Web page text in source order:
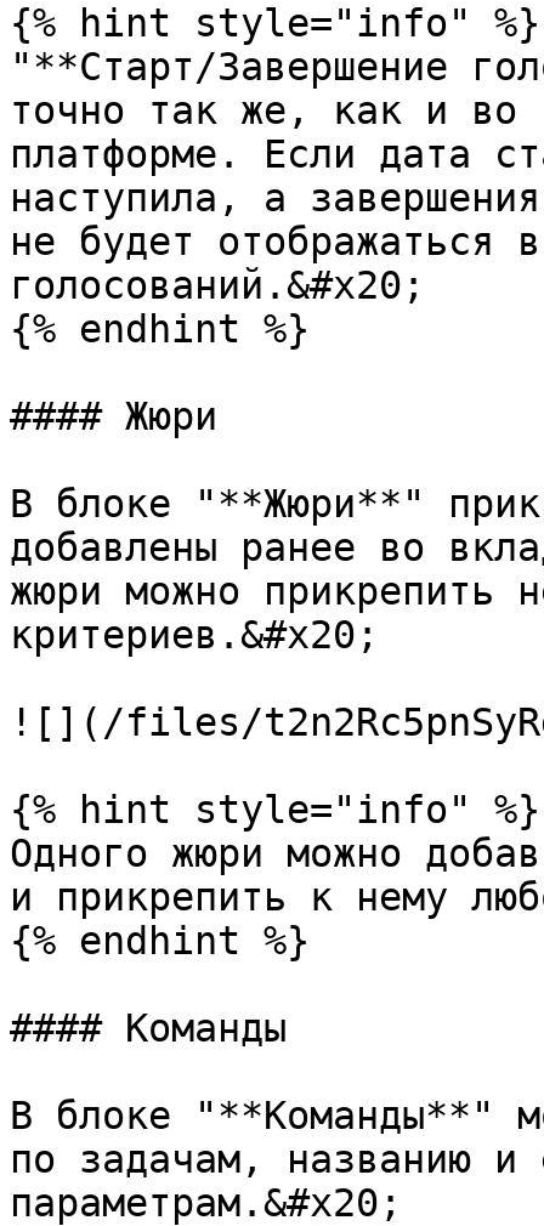
{% hint style="info" %}
"**Старт/Завершение
точно так же, как и во
платформе. Если дата
наступила, а
не будет отображаться
голосований.&#x20;
{% endhint %}
#### Жюри
В блоке "**Жюри**"
добавлены ранее во
жюри можно прикрепить
критериев.&#x20;
![](/files/
{% hint style="info" %}
Одного жюри можно
и прикрепить к нему
{% endhint %}
#### Команды
В блоке "**Команды**"
по задачам, названию и
параметрам.&#x20;